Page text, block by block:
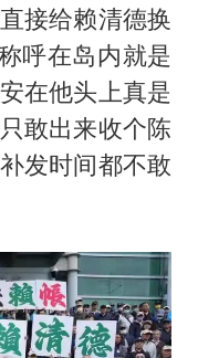
接给赖清德换
呼在岛内就是
在他头上真是
敢出来收个陈
发时间都不敢